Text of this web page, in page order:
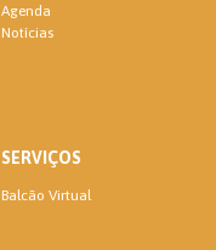
Agenda
Notícias
SERVIÇOS
Balcão Virtual